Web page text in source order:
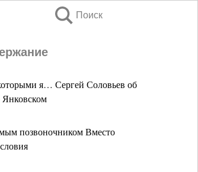
Поиск
я… Сергей Соловьев об
Янковском
позвоночником Вместо